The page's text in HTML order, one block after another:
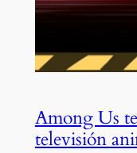
Among Us
televisión